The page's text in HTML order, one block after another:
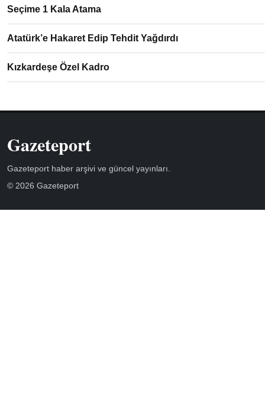
Seçime 1 Kala Atama
Atatürk’e Hakaret Edip Tehdit Yağdırdı
Kızkardeşe Özel Kadro
Gazeteport
Gazeteport haber arşivi ve güncel yayınları.
© 2026 Gazeteport